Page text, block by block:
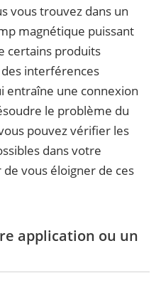
vous trouvez dans un
magnétique puissant
certains produits
interférences
entraîne une connexion
le problème du
pouvez vérifier les
dans votre
vous éloigner de ces
application ou un